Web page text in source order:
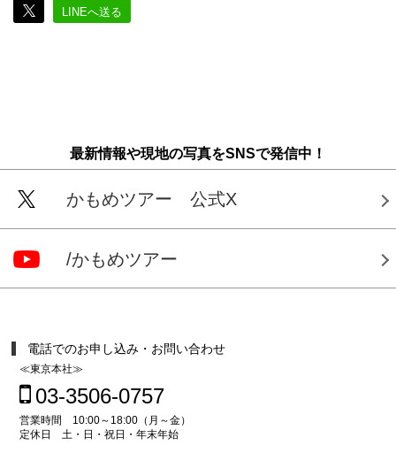
LINEへ送る
最新情報や現地の写真をSNSで発信中！
かもめツアー 公式X
/かもめツアー
電話でのお申し込み・お問い合わせ
≪東京本社≫
03-3506-0757
営業時間 10:00～18:00（月～金）
定休日 土・日・祝日・年末年始